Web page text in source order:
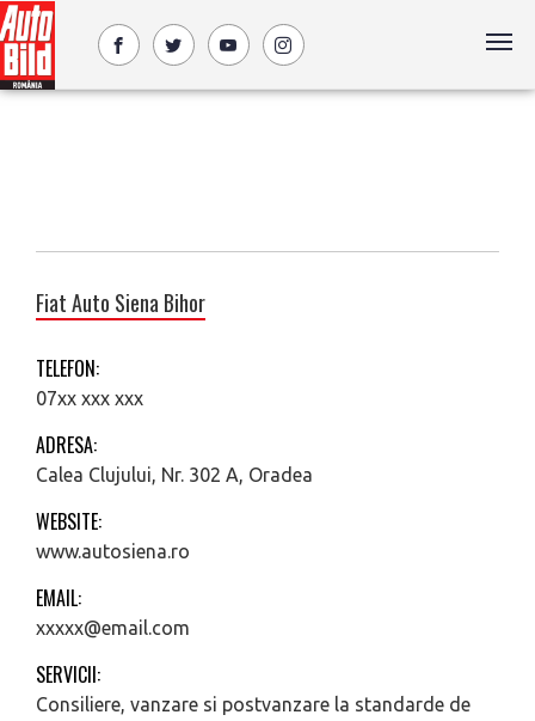
Fiat Auto Siena Bihor
TELEFON:
07xx xxx xxx
ADRESA:
Calea Clujului, Nr. 302 A, Oradea
WEBSITE:
www.autosiena.ro
EMAIL:
xxxxx@email.com
SERVICII:
Consiliere, vanzare si postvanzare la standarde de